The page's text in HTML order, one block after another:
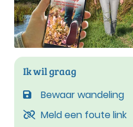
Ik wil graag
Bewaar wandeling
Meld een foute link